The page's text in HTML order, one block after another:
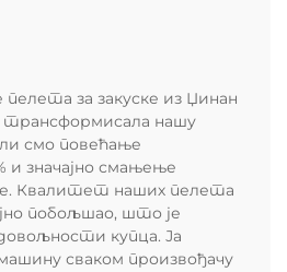
за закуске из Џинан
нашу
смо повећање
и значајно смањење
Квалитет наших пелета
побољшао, што је
купца. Ја
сваком произвођачу